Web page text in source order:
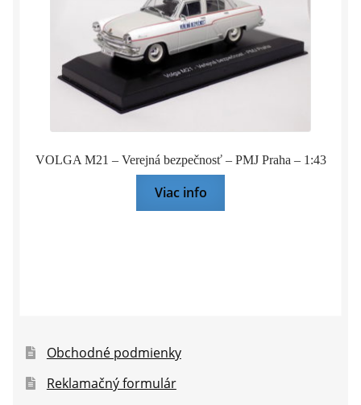
VOLGA M21 – Verejná bezpečnosť – PMJ Praha – 1:43
Viac info
Obchodné podmienky
Reklamačný formulár